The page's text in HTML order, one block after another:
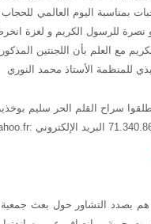
بمناسبة اليوم العالمي
مع العلم بأن اللجنتين
الأستاذ محمد النوري
سراح القلم الحر سليم
بصدد التشاور حول بعث